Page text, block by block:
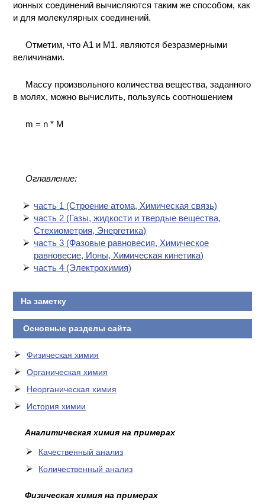
ионных соединений вычисляются таким же способом, как
и для молекулярных соединений.
Отметим, что A1 и M1. являются безразмерными
величинами.
Массу произвольного количества вещества, заданного
в молях, можно вычислить, пользуясь соотношением
m = n * M
Оглавление:
часть 1 (Cтроение атома, Химическая связь)
часть 2 (Газы, жидкости и твердые вещества,
Стехиометрия, Энергетика)
часть 3 (Фазовые равновесия, Химическое
равновесие, Ионы, Химическая кинетика)
часть 4 (Электрохимия)
На заметку
Основные разделы сайта
Физическая химия
Органическая химия
Неорганическая химия
История химии
Аналитическая химия на примерах
Качественный анализ
Количественный анализ
Физическая химия на примерах